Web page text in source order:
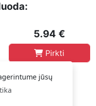
jūsų
5.94 €
Pirkti
apsilankte)